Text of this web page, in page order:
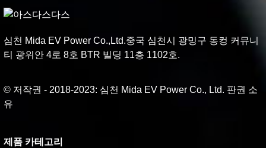
심천 Mida EV Power Co.,Ltd.중국 심천시 광밍구 동컹 커뮤니
티 광위안 4로 8호 BTR 빌딩 11층 1102호.
© 저작권 - 2018-2023: 심천 Mida EV Power Co., Ltd. 판권 소
유
제품 카테고리